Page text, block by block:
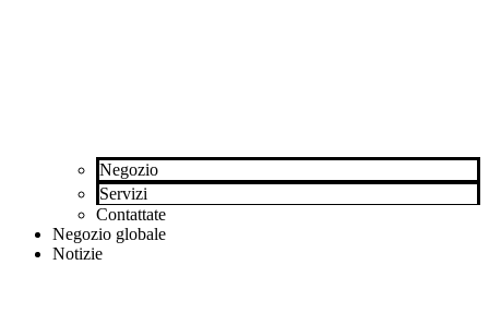
Negozio
Servizi
Contattate
Negozio globale
Notizie